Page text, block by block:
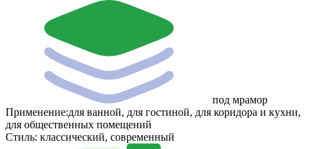
под мрамор
Применение:для ванной, для гостиной, для коридора и кухни,
для общественных помещений
Стиль: классический, современный